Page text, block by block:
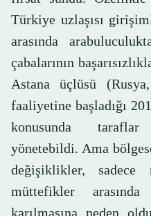
Türkiye uzlaşısı
arasında
çabalarının
Astana üçlüsü
faaliyetine başladığı
konusunda
yönetebildi. Ama
değişiklikler, sadece
müttefikler
karılmasına neden